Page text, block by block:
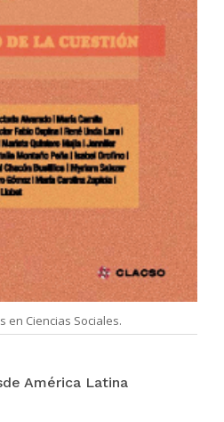
en Ciencias Sociales.
América Latina